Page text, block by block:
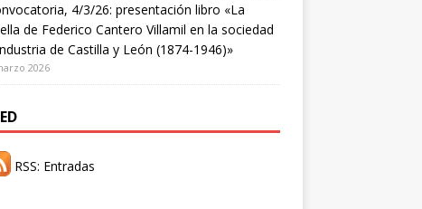
4/3/26: presentación libro «La
de Federico Cantero Villamil en la sociedad
de Castilla y León (1874-1946)»
2026
RSS: Entradas